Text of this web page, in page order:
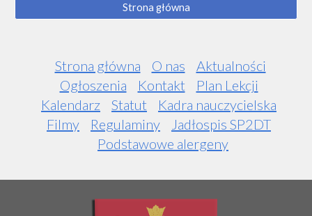
Strona główna
Strona główna O nas
Aktualności
Ogłoszenia
Kontakt
Plan Lekcji
Kalendarz
Statut
Kadra nauczycielska
Filmy
Regulaminy
Jadłospis SP2DT
Podstawowe alergeny